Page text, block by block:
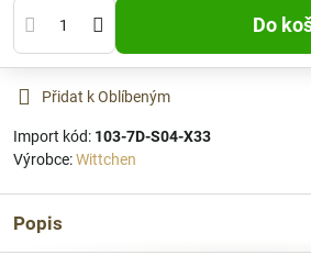
Do
Přidat k Oblíbeným
Import kód: 103-7D-S04-X33
Výrobce:Wittchen
Popis